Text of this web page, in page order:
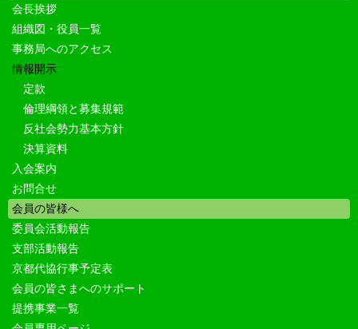
会長挨拶
組織図・役員一覧
事務局へのアクセス
情報開示
定款
倫理綱領と募集規範
反社会勢力基本方針
決算資料
入会案内
お問合せ
会員の皆様へ
委員会活動報告
支部活動報告
京都代協行事予定表
会員の皆さまへのサポート
提携事業一覧